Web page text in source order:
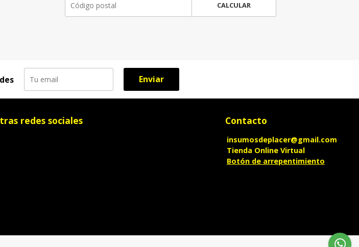
CALCULAR
Enviar
redes sociales Contacto
insumosdeplacer@gmail.com
Tienda Online Virtual
Botón de arrepentimiento